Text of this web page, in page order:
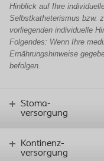
Hinblick auf Ihre
Selbstkatheterismus bzw.
vorliegenden individuelle
Folgendes: Wenn Ihre
Ernährungshinweise
befolgen.
Stoma-
versorgung
Kontinenz-
versorgung